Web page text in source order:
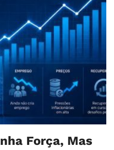
Força, Mas